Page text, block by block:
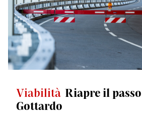
Viabilità Riapre il
Gottardo